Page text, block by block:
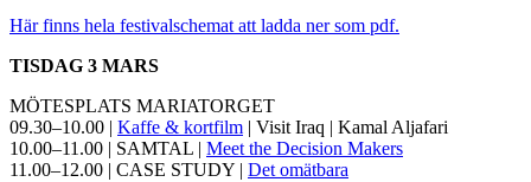
Här finns hela festivalschemat att ladda ner som pdf.
TISDAG 3 MARS
MÖTESPLATS MARIATORGET
09.30–10.00 | Kaffe & kortfilm | Visit Iraq | Kamal Aljafari
10.00–11.00 | SAMTAL | Meet the Decision Makers
11.00–12.00 | CASE STUDY | Det omätbara